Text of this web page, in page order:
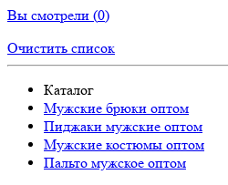
Вы смотрели (0)
Очистить список
Каталог
Мужские брюки оптом
Пиджаки мужские оптом
Мужские костюмы оптом
Пальто мужское оптом